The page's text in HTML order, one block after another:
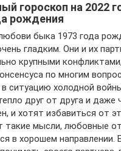
гороскоп на 2022
рождения
быка 1973 года
гладким. Они и их
крупными
по многим
ситуацию холодной
друг от друга и даже
и хотят избавиться от
такие мысли, любовные
в хорошем